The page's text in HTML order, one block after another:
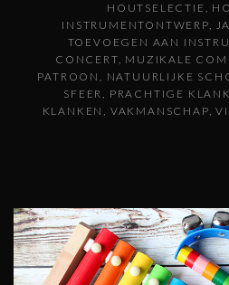
HOUTSELECTIE
INSTRUMENTONTWERP
TOEVOEGEN AAN
CONCERT MUZIKALE
PATROON
NATUURLIJKE
SFEER PRACHTIGE
KLANKEN VAKMANSCHAP